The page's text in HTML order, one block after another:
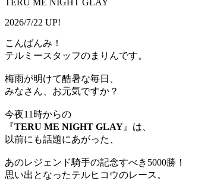
TERU ME NIGHT GLAY
2026/7/22 UP!
こんばんみ！
テルミースタッフのまりんです。
梅雨が明けて酷暑な毎日、
みなさん、お元気ですか？
今夜11時からの
『TERU ME NIGHT GLAY 』は、
以前にも話題にあがった、
あのレジェンド騎手の記念すべき5000勝！
思い出となったテルヒコウのレース。